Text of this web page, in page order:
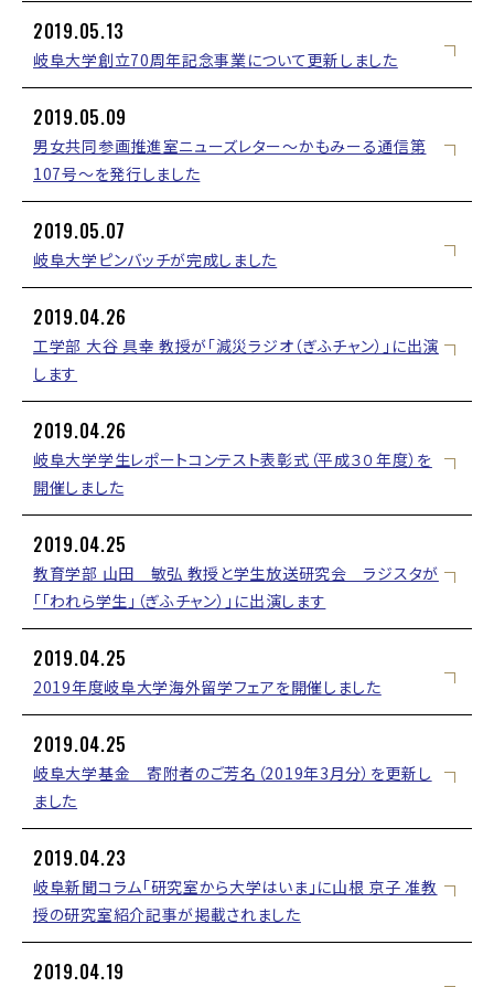
2019.05.13
岐阜大学創立70周年記念事業について更新しました
2019.05.09
男女共同参画推進室ニューズレター～かもみーる通信第
107号～を発行しました
2019.05.07
岐阜大学ピンバッチが完成しました
2019.04.26
工学部 大谷 具幸 教授が「減災ラジオ（ぎふチャン）」に出演
します
2019.04.26
岐阜大学学生レポートコンテスト表彰式（平成３０年度）を
開催しました
2019.04.25
教育学部 山田 敏弘 教授と学生放送研究会 ラジスタが
「「われら学生」（ぎふチャン）」に出演します
2019.04.25
2019年度岐阜大学海外留学フェアを開催しました
2019.04.25
岐阜大学基金 寄附者のご芳名（2019年3月分）を更新し
ました
2019.04.23
岐阜新聞コラム「研究室から大学はいま」に山根 京子 准教
授の研究室紹介記事が掲載されました
2019.04.19